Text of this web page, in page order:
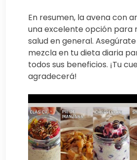
En resumen, la avena con
una excelente opción para
salud en general.
mezcla en tu dieta diaria
todos sus beneficios. ¡Tu
agradecerá!